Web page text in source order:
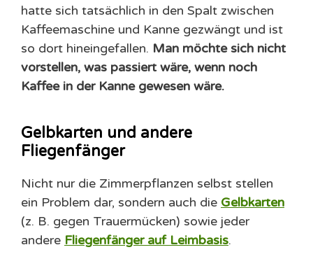
hatte sich tatsächlich in den Spalt zwischen
Kaffeemaschine und Kanne gezwängt und ist
so dort hineingefallen. Man möchte sich nicht
vorstellen, was passiert wäre, wenn noch
Kaffee in der Kanne gewesen wäre.
Gelbkarten und andere
Fliegenfänger
Nicht nur die Zimmerpflanzen selbst stellen
ein Problem dar, sondern auch die Gelbkarten
(z. B. gegen Trauermücken) sowie jeder
andere Fliegenfänger auf Leimbasis.